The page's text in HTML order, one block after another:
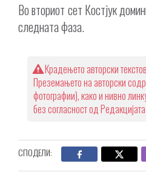
Во вториот сет Костјук
следната фаза.
Крадењето авторски
Преземањето на авторски
фотографии), како и нивно
без согласност од
СПОДЕЛИ: